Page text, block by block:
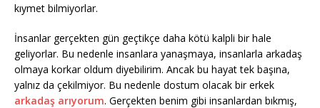
kıymet bilmiyorlar.
İnsanlar gerçekten gün geçtikçe daha kötü kalpli bir hale
geliyorlar. Bu nedenle insanlara yanaşmaya, insanlarla arkadaş
olmaya korkar oldum diyebilirim. Ancak bu hayat tek başına,
yalnız da çekilmiyor. Bu nedenle dostum olacak bir erkek
arkadaş arıyorum. Gerçekten benim gibi insanlardan bıkmış,